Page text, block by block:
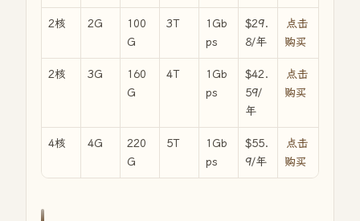
2核 2G
100
G
3T
1Gb
ps
$29.
8/年
点击
购买
2核 3G
160
G
4T
1Gb
ps
$42.
59/
年
点击
购买
4核 4G
220
G
5T
1Gb
ps
$55.
9/年
点击
购买